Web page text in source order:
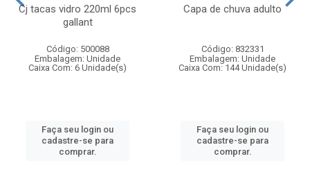
Cj tacas vidro 220ml 6pcs
gallant
Código: 500088
Embalagem: Unidade
Caixa Com: 6 Unidade(s)
Faça seu login ou
cadastre-se para
comprar.
Capa de chuva adulto
Código: 832331
Embalagem: Unidade
Caixa Com: 144 Unidade(s)
Faça seu login ou
cadastre-se para
comprar.